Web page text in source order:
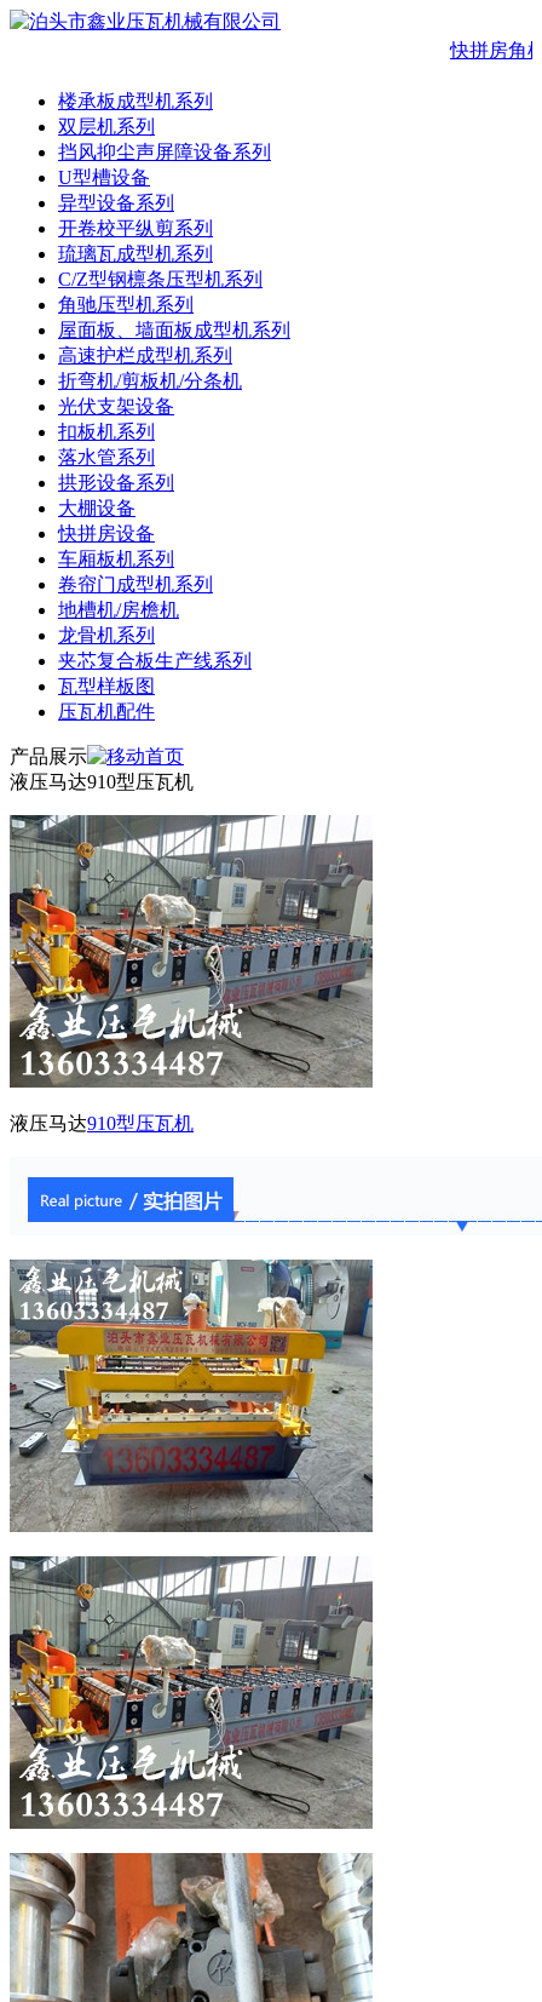
快拼房角
楼承板成型机系列
双层机系列
挡风抑尘声屏障设备系列
U型槽设备
异型设备系列
开卷校平纵剪系列
琉璃瓦成型机系列
C/Z型钢檩条压型机系列
角驰压型机系列
屋面板、墙面板成型机系列
高速护栏成型机系列
折弯机/剪板机/分条机
光伏支架设备
扣板机系列
落水管系列
拱形设备系列
大棚设备
快拼房设备
车厢板机系列
卷帘门成型机系列
地槽机/房檐机
龙骨机系列
夹芯复合板生产线系列
瓦型样板图
压瓦机配件
产品展示
液压马达910型压瓦机
液压马达910型压瓦机